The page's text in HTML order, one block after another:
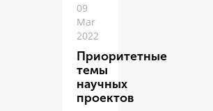
09
Mar
2022
Приоритетные
темы
научных
проектов